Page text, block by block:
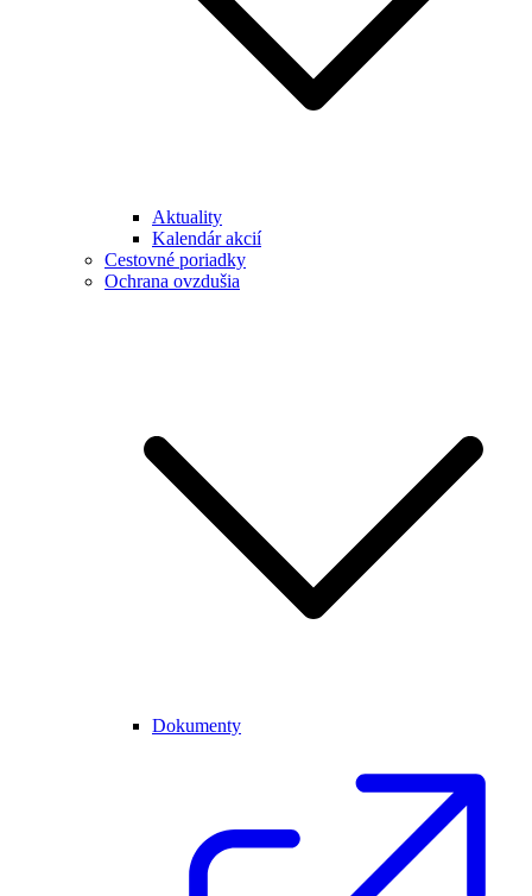
Aktuality
Kalendár akcií
Cestovné poriadky
Ochrana ovzdušia
Dokumenty